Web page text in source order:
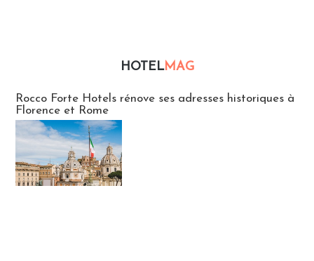
HOTELMAG
Rocco Forte Hotels rénove ses adresses historiques à
Florence et Rome